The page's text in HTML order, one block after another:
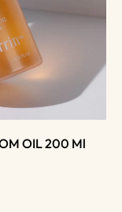
OIL 200 Ml